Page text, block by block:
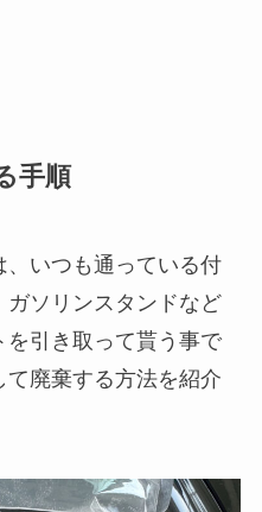
手順
いつも通っている付
ガソリンスタンドなど
引き取って貰う事で
廃棄する方法を紹介